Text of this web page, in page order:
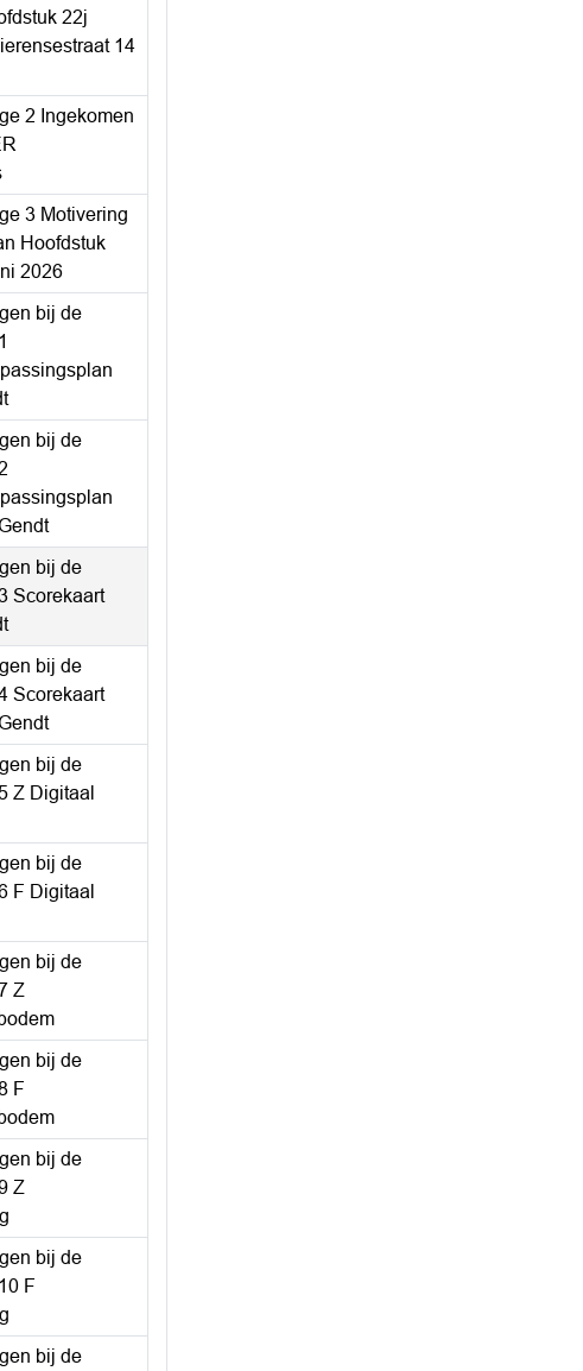
22j
14
2 Ingekomen
3 Motivering
Hoofdstuk
2026
bij de
bij de
bij de
Scorekaart
bij de
Scorekaart
bij de
Z Digitaal
bij de
F Digitaal
bij de
Z
bij de
F
bij de
Z
bij de
F
bij de